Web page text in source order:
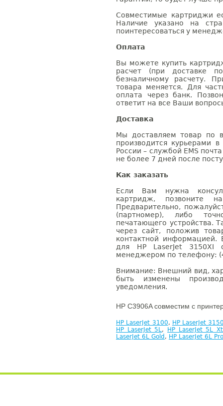
Совместимые картриджи
Наличие указано на
поинтересоваться у
Оплата
Вы можете купить
расчет (при доставке
безналичному расчету.
товара меняется. Для
оплата через банк.
ответит на все Ваши
Доставка
Мы доставляем товар по
производится курьерами
России – службой EMS
не более 7 дней после
Как заказать
Если Вам нужна
картридж, позвоните
Предварительно,
(партномер), либо
печатающего устройства.
через сайт, положив
контактной информацией.
для HP LaserJet
менеджером по телефону:
Внимание: Внешний вид,
быть изменены
уведомления.
HP C3906A совместим с
HP LaserJet 3100, HP LaserJet
HP LaserJet 5L,
HP LaserJet 5L
LaserJet 6L Gold , HP LaserJet 6L Pro